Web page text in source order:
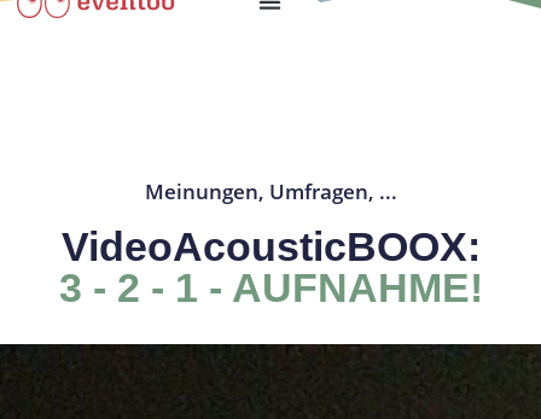
Meinungen, Umfragen, ...
VideoAcousticBOOX:
3 - 2 - 1 - AUFNAHME!